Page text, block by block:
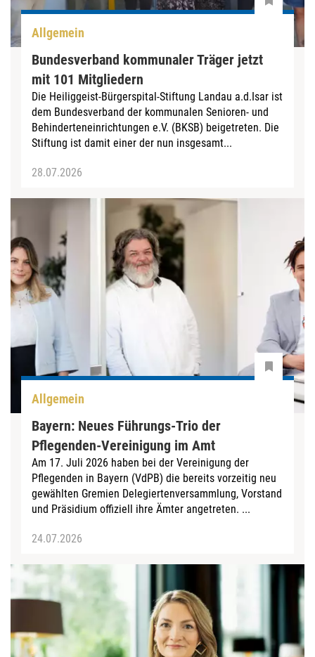
Allgemein
Bundesverband kommunaler Träger jetzt
mit 101 Mitgliedern
Die Heiliggeist-Bürgerspital-Stiftung Landau a.d.Isar ist
dem Bundesverband der kommunalen Senioren- und
Behinderteneinrichtungen e.V. (BKSB) beigetreten. Die
Stiftung ist damit einer der nun insgesamt...
28.07.2026
Allgemein
Bayern: Neues Führungs-Trio der
Pflegenden-Vereinigung im Amt
Am 17. Juli 2026 haben bei der Vereinigung der
Pflegenden in Bayern (VdPB) die bereits vorzeitig neu
gewählten Gremien Delegiertenversammlung, Vorstand
und Präsidium offiziell ihre Ämter angetreten. ...
24.07.2026